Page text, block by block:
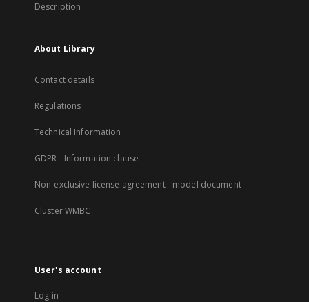
Description
About Library
Contact details
Regulations
Technical Information
GDPR - Information clause
Non-exclusive license agreement - model document
Cluster WMBC
User's account
Log in